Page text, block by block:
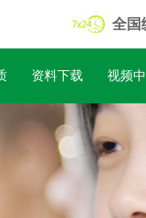
全国
资料下载 视频